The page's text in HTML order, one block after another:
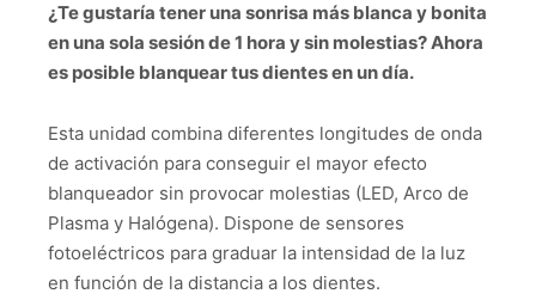
¿Te gustaría tener una sonrisa más blanca y bonita
en una sola sesión de 1 hora y sin molestias? Ahora
es posible blanquear tus dientes en un día.
Esta unidad combina diferentes longitudes de onda
de activación para conseguir el mayor efecto
blanqueador sin provocar molestias (LED, Arco de
Plasma y Halógena). Dispone de sensores
fotoeléctricos para graduar la intensidad de la luz
en función de la distancia a los dientes.